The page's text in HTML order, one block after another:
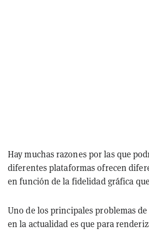
Hay muchas razones por las que
diferentes plataformas ofrecen
en función de la fidelidad gráfica
Uno de los principales problemas
en la actualidad es que para